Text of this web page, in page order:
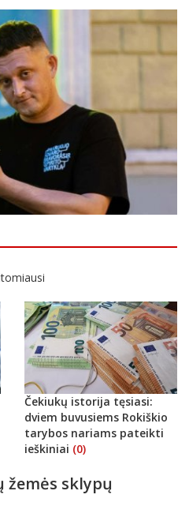
Čekiukų istorija tęsiasi:
dviem buvusiems Rokiškio
tarybos nariams pateikti
ieškiniai (0)
sklypų